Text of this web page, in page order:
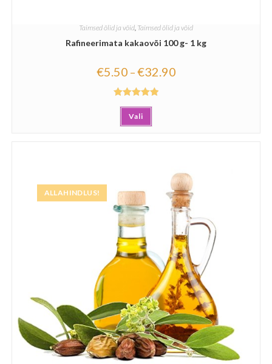
Taimsed õlid ja võid, Taimsed õlid ja võid
Rafineerimata kakaovõi 100 g- 1 kg
€5.50 –€32.90
Hinnanguga
5.00/ 5
Vali
ALLAHINDLUS!